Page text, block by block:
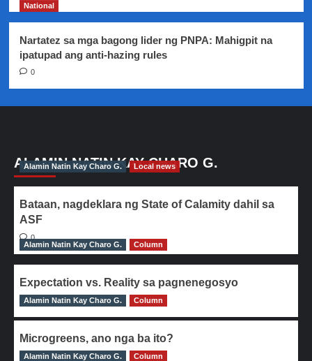
National
Nartatez sa mga bagong lider ng PNPA: Mahigpit na
ipatupad ang anti-hazing rules
0
ALAMIN NATIN KAY CHARO G.
Alamin Natin Kay Charo G. Local news
Bataan, nagdeklara ng State of Calamity dahil sa
ASF
0
Alamin Natin Kay Charo G.
Column
Expectation vs. Reality sa pagnenegosyo
0
Alamin Natin Kay Charo G. Column
Microgreens, ano nga ba ito?
0
Alamin Natin Kay Charo G. Column